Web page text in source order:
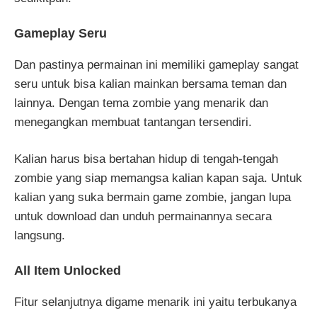
Gameplay Seru
Dan pastinya permainan ini memiliki gameplay sangat
seru untuk bisa kalian mainkan bersama teman dan
lainnya. Dengan tema zombie yang menarik dan
menegangkan membuat tantangan tersendiri.
Kalian harus bisa bertahan hidup di tengah-tengah
zombie yang siap memangsa kalian kapan saja. Untuk
kalian yang suka bermain game zombie, jangan lupa
untuk download dan unduh permainannya secara
langsung.
All Item Unlocked
Fitur selanjutnya digame menarik ini yaitu terbukanya